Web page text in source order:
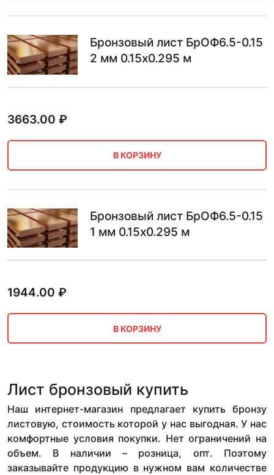
Бронзовый лист БрОФ6.5-0.15
2 мм 0.15х0.295 м
3663.00 ₽
В КОРЗИНУ
Бронзовый лист БрОФ6.5-0.15
1 мм 0.15х0.295 м
1944.00 ₽
В КОРЗИНУ
Лист бронзовый купить
Наш интернет-магазин предлагает купить бронзу
листовую, стоимость которой у нас выгодная. У нас
комфортные условия покупки. Нет ограничений на
объем. В наличии – розница, опт. Поэтому
заказывайте продукцию в нужном вам количестве